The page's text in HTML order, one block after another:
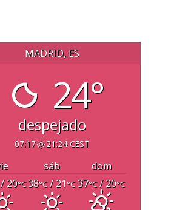
MADRID, ES
24°
despejado
07:17 21:24 CEST
sáb
dom
20°C38°C/ 21°C 37°C/ 20°C